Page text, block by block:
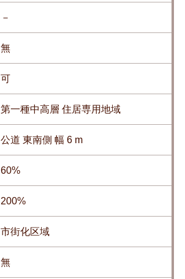
－
無
可
第一種中高層 住居専用地域
公道 東南側 幅 6 m
60%
200%
市街化区域
無